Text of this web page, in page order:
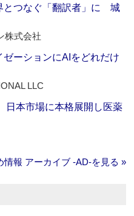
とつなぐ「翻訳者」に 城
株式会社
ーションにAIをどれだけ
LLC
日本市場に本格展開し医薬
情報 アーカイブ ‐AD‐を見る »